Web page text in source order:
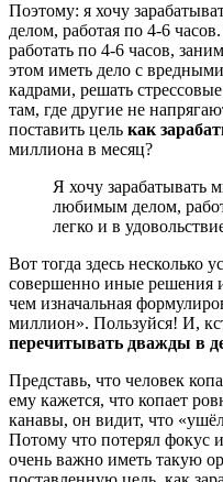
Поэтому: я хочу
делом, работая по 4-6
работать по 4-6 часов,
этом иметь дело с
кадрами, решать
там, где другие не
поставить цель как
миллиона в месяц?
Я хочу зарабатывать
любимым делом,
легко и в
Вот тогда здесь несколько
совершенно иные решения
чем изначальная
миллион». Пользуйся! И,
перечитывать дважды в
Представь, что человек
ему кажется, что копает
канавы, он видит, что
Потому что потерял фокус
очень важно иметь такую